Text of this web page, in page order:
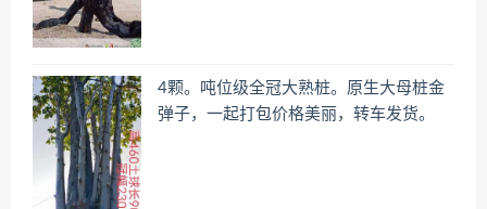
4颗。吨位级全冠大熟桩。原生大母桩金
弹子，一起打包价格美丽，转车发货。